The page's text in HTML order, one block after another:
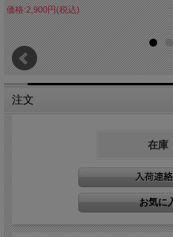
価格:2,900円(税込)
注文
在庫